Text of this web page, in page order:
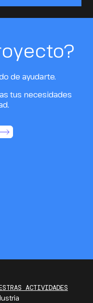
de ayudarte.
tus necesidades
ACTIVIDADES